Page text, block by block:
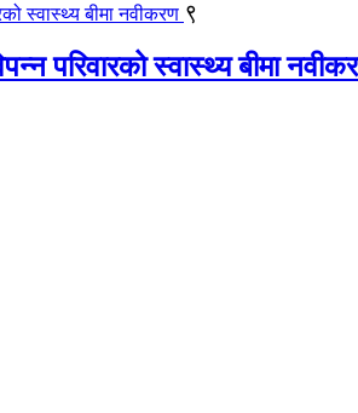
९
परिवारको स्वास्थ्य बीमा